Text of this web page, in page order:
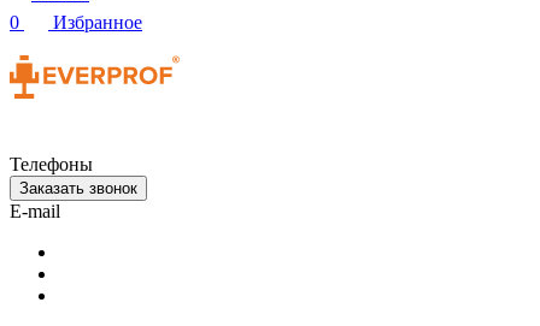
0
Избранное
Телефоны
Заказать звонок
E-mail